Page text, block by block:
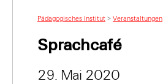
Pädagogisches Institut > Veranstaltungen
Sprachcafé
29. Mai 2020